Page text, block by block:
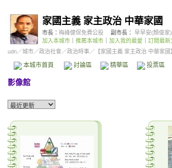
家國主義 家主政治 中華家國
市長： 梅峰健保免費公投 副市長： 早早安(顏俊家)
加入本城市
推薦本城市 加入我的最愛
訂閱最新
udn／城市／政治社會 ／政治時事／ 【家國主義 家主政治 中華家
本城市首頁 討論區 精華區 投票區
影像館